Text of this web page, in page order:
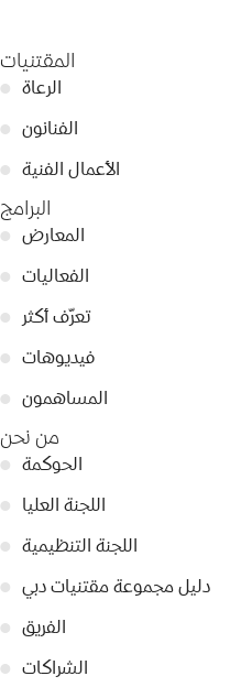
المقتنيات
● الرعاة
● الفنانون
● الأعمال الفنية
البرامج
● المعارض
● الفعاليات
●
تعرّف أكثر
● فيديوهات
● المساهمون
من نحن
● الحوكمة
● اللجنة العليا
● اللجنة التنظيمية
● دليل مجموعة مقتنيات دبي
● الفريق
● الشراكات